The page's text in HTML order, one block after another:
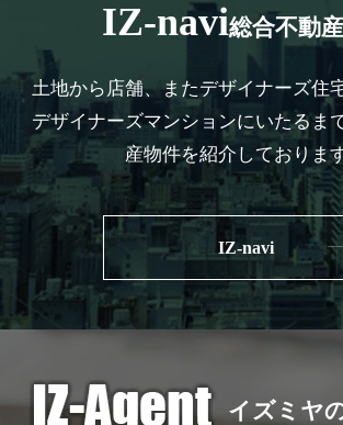
IZ-navi総合不動
土地から店舗、またデザイナーズ住
デザイナーズマンションにいたるま
産物件を紹介しておりま
IZ-navi
イズミヤ